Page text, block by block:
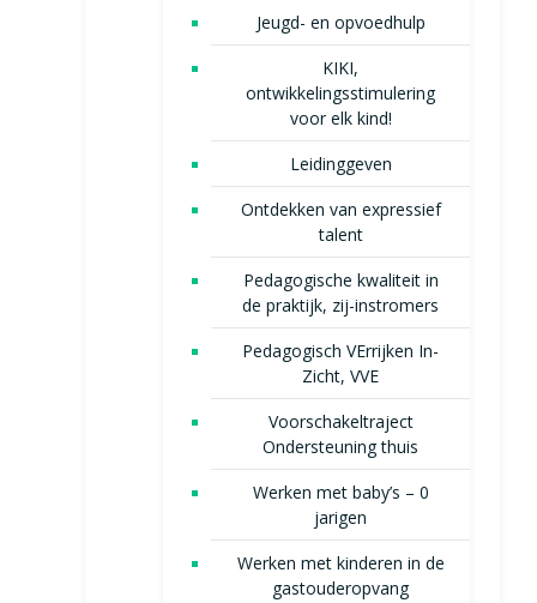
Jeugd- en opvoedhulp
KIKI,
ontwikkelingsstimulering
voor elk kind!
Leidinggeven
Ontdekken van expressief
talent
Pedagogische kwaliteit in
de praktijk, zij-instromers
Pedagogisch VErrijken In-
Zicht, VVE
Voorschakeltraject
Ondersteuning thuis
Werken met baby’s – 0
jarigen
Werken met kinderen in de
gastouderopvang